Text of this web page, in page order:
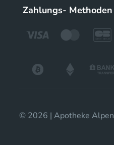
Zahlungs- Methoden
© 2026 | Apotheke Alpen